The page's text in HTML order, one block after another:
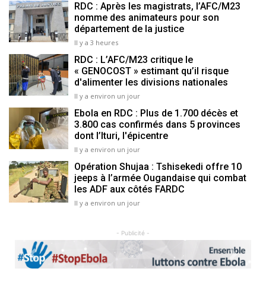
RDC : Après les magistrats, l’AFC/M23
nomme des animateurs pour son
département de la justice
Il y a 3 heures
RDC : L’AFC/M23 critique le
« GENOCOST » estimant qu’il risque
d'alimenter les divisions nationales
Il y a environ un jour
Ebola en RDC : Plus de 1.700 décès et
3.800 cas confirmés dans 5 provinces
dont l’Ituri, l'épicentre
Il y a environ un jour
Opération Shujaa : Tshisekedi offre 10
jeeps à l’armée Ougandaise qui combat
les ADF aux côtés FARDC
Il y a environ un jour
- Publicité -
Previous Next